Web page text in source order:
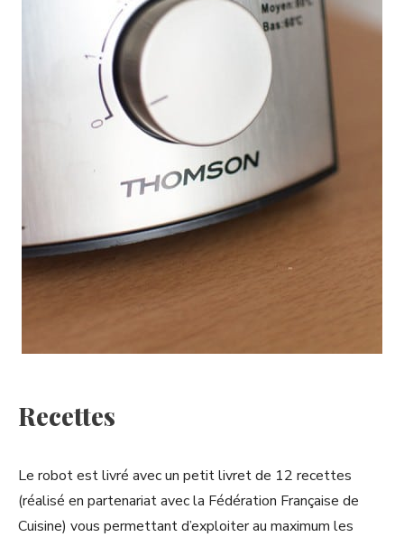
Recettes
Le robot est livré avec un petit livret de 12 recettes
(réalisé en partenariat avec la Fédération Française de
Cuisine) vous permettant d’exploiter au maximum les